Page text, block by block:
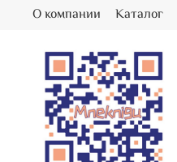
О компании Каталог